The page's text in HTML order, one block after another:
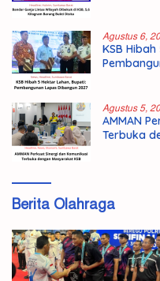
Agustus 6,
KSB
Agustus 5,
AMMAN
Terbuka
Berita Olahraga